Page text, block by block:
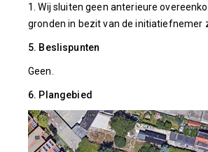
1. Wij sluiten geen anterieure
gronden in bezit van de initiatiefnemer
5. Beslispunten
Geen.
6. Plangebied